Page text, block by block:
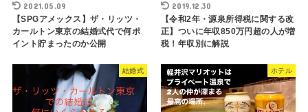
2021.05.09
【SPGアメックス】ザ・リッツ・
カールトン東京の結婚式代で何ポ
イント貯まったのか公開
2019.12.30
【令和2年・源泉所得税に関する改
正】ついに年収850万円超の人が増
税！年収別に解説
結婚式 ホテル